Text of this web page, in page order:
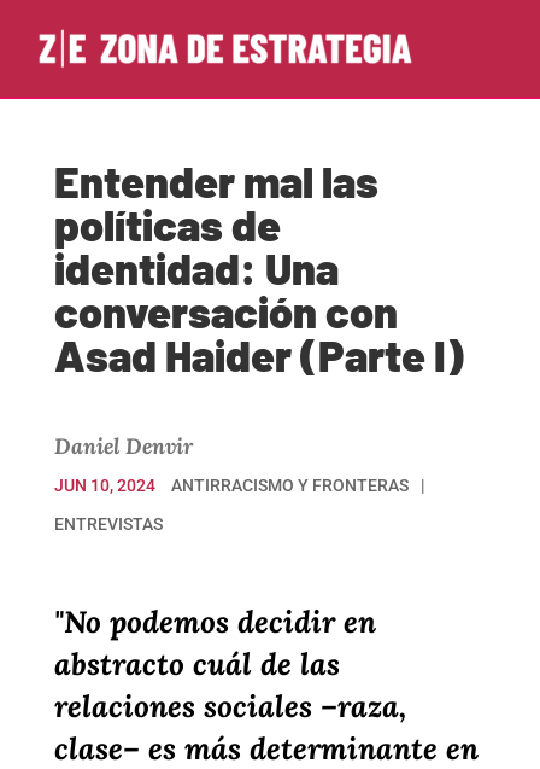
Entender mal las
políticas de
identidad: Una
conversación con
Asad Haider (Parte I)
Daniel Denvir
JUN 10, 2024
ANTIRRACISMO Y FRONTERAS
ENTREVISTAS
"No podemos decidir en
abstracto cuál de las
relaciones sociales –raza,
clase– es más determinante en